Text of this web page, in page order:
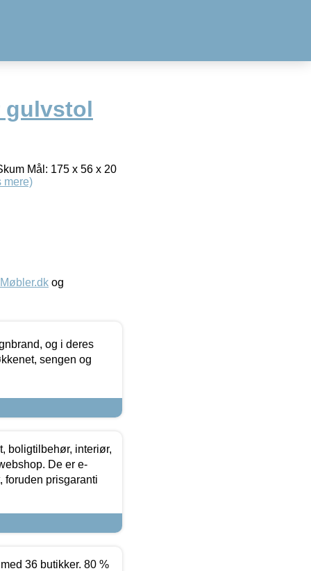
gulvstol
Mål: 175 x 56 x 20
mere)
og
og i deres
sengen og
boligtilbehør, interiør,
De er e-
foruden prisgaranti
36 butikker. 80 %